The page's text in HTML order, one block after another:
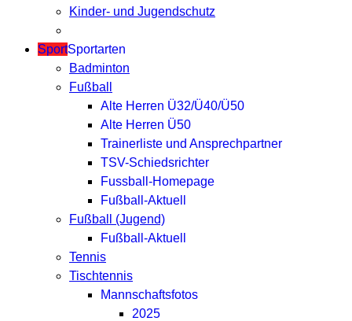
Kinder- und Jugendschutz
SportSportarten
Badminton
Fußball
Alte Herren Ü32/Ü40/Ü50
Alte Herren Ü50
Trainerliste und Ansprechpartner
TSV-Schiedsrichter
Fussball-Homepage
Fußball-Aktuell
Fußball (Jugend)
Fußball-Aktuell
Tennis
Tischtennis
Mannschaftsfotos
2025